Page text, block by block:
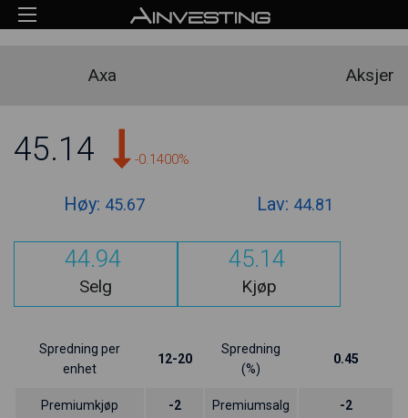
Axa Aksjer
45.14 -0.1400%
Høy: 45.67 Lav: 44.81
44.94
Selg
45.14
Kjøp
Spredning per
enhet
12-20
Spredning
(%)
0.45
Premiumkjøp -2 Premiumsalg -2